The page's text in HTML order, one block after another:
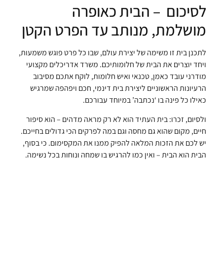
לסיכום – הבית כאופרה
מושלמת, מנותב עד הפרט הקטן
לתכנן בית זו משימה של יצירת עולם, שבו כל פרט פוגש משמעות,
ויחד יוצרים את הבית של חלומותיכם. משרד אדריכלים מקצועי
מודרני עובד כאמן, טכנאי ואיש חלומות, לוקח אתכם מסיבוב
הרעיונות הראשוניים ליצירת בית דינמי, חכם ויפהפה שמרגיש
כאילו כל פינה בו ‘נכתבה’ במיוחד עבורכם.
ולסיום, זכרו: בית העתיד הוא לא רק מראה מדהים – הוא סיפור
חיים, מקום שהוא גם מחסה וגם במה לפרקים הכי גדולים בחייכם.
יש לכם את הזכות המלאה להפיק ממנו את המקסימום. כי בסוף,
הבית הוא הבית – ואין כמו להרגיש בו שמחה ונוחות בכל נשימה.